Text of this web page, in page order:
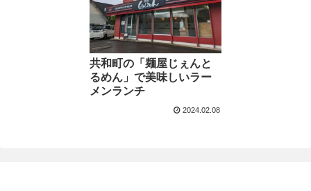
共和町の「麺屋じぇんと
るめん」で美味しいラー
メンランチ
2024.02.08